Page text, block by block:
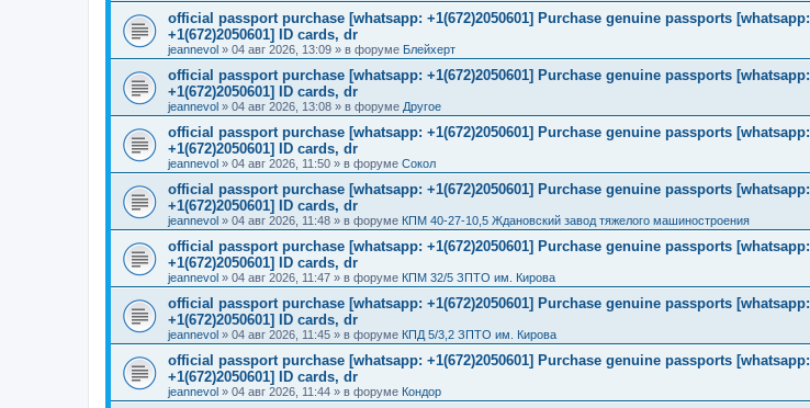
official passport purchase [whatsapp: +1(672)2050601] Purchase genuine passports [whatsapp:
+1(672)2050601] ID cards, dr
jeannevol » 04 авг 2026, 13:09 » в форуме Блейхерт
official passport purchase [whatsapp: +1(672)2050601] Purchase genuine passports [whatsapp:
+1(672)2050601] ID cards, dr
jeannevol » 04 авг 2026, 13:08 » в форуме Другое
official passport purchase [whatsapp: +1(672)2050601] Purchase genuine passports [whatsapp:
+1(672)2050601] ID cards, dr
jeannevol » 04 авг 2026, 11:50 » в форуме Сокол
official passport purchase [whatsapp: +1(672)2050601] Purchase genuine passports [whatsapp:
+1(672)2050601] ID cards, dr
jeannevol » 04 авг 2026, 11:48 » в форуме КПМ 40-27-10,5 Ждановский завод тяжелого машиностроения
official passport purchase [whatsapp: +1(672)2050601] Purchase genuine passports [whatsapp:
+1(672)2050601] ID cards, dr
jeannevol » 04 авг 2026, 11:47 » в форуме КПМ 32/5 ЗПТО им. Кирова
official passport purchase [whatsapp: +1(672)2050601] Purchase genuine passports [whatsapp:
+1(672)2050601] ID cards, dr
jeannevol » 04 авг 2026, 11:45 » в форуме КПД 5/3,2 ЗПТО им. Кирова
official passport purchase [whatsapp: +1(672)2050601] Purchase genuine passports [whatsapp:
+1(672)2050601] ID cards, dr
jeannevol » 04 авг 2026, 11:44 » в форуме Кондор